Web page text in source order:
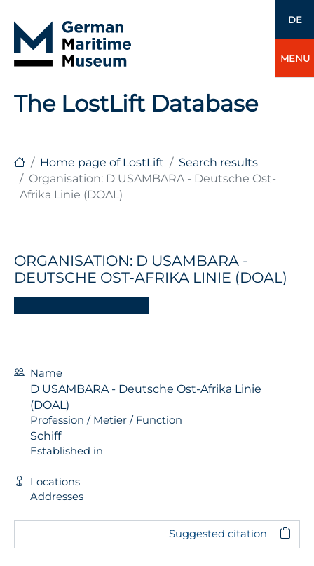
DE
MENU
The LostLift Database
Home page of LostLift
Search results
Organisation: D USAMBARA - Deutsche Ost-
Afrika Linie (DOAL)
ORGANISATION: D USAMBARA -
DEUTSCHE OST-AFRIKA LINIE (DOAL)
Name
D USAMBARA - Deutsche Ost-Afrika Linie
(DOAL)
Profession / Metier / Function
Schiff
Established in
Locations
Addresses
Suggested citation